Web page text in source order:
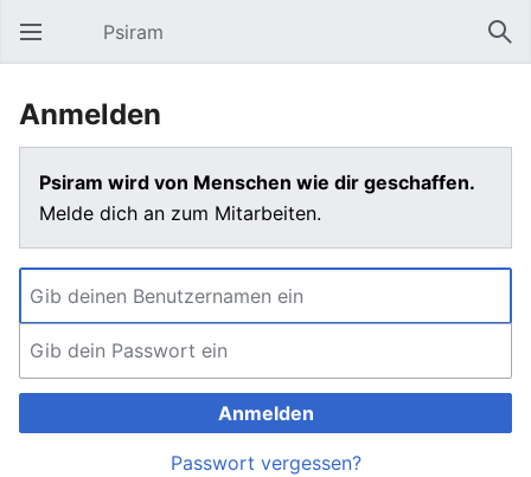
Hauptmenü öffnen Psiram
Anmelden
Psiram wird von Menschen wie dir geschaffen.
Melde dich an zum Mitarbeiten.
Anmelden
Passwort vergessen?